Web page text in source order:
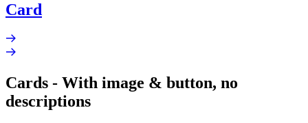
Card
Cards - With image & button, no
descriptions